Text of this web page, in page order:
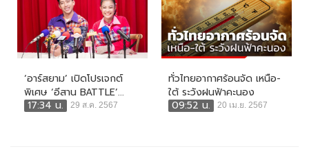
‘อาร์สยาม’ เปิดโปรเจกต์
พิเศษ ‘อีสาน BATTLE’...
17:34 น.
29 ส.ค. 2567
ทั่วไทยอากาศร้อนจัด เหนือ-
ใต้ ระวังฝนฟ้าคะนอง
09:52 น.
20 เม.ย. 2567